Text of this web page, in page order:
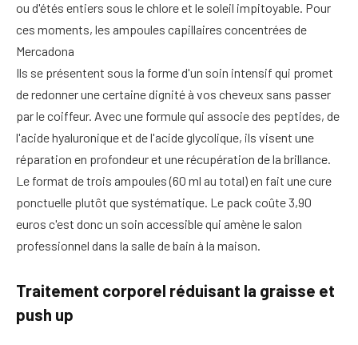
ou d'étés entiers sous le chlore et le soleil impitoyable. Pour
ces moments, les ampoules capillaires concentrées de
Mercadona
Ils se présentent sous la forme d'un soin intensif qui promet
de redonner une certaine dignité à vos cheveux sans passer
par le coiffeur. Avec une formule qui associe des peptides, de
l'acide hyaluronique et de l'acide glycolique, ils visent une
réparation en profondeur et une récupération de la brillance.
Le format de trois ampoules (60 ml au total) en fait une cure
ponctuelle plutôt que systématique. Le pack coûte 3,90
euros c'est donc un soin accessible qui amène le salon
professionnel dans la salle de bain à la maison.
Traitement corporel réduisant la graisse et
push up